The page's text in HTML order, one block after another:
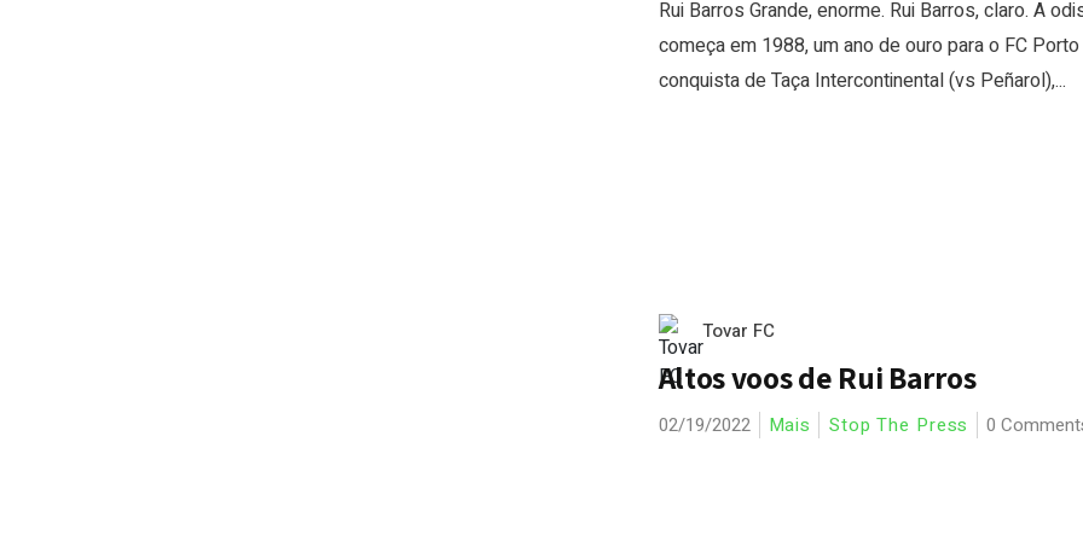
Rui Barros Grande, enorme. Rui Barros, claro. A
começa em 1988, um ano de ouro para o FC
conquista de Taça Intercontinental (vs Peñarol),...
Tovar FC
Altos voos de Rui Barros
02/19/2022 Mais Stop The Press 0